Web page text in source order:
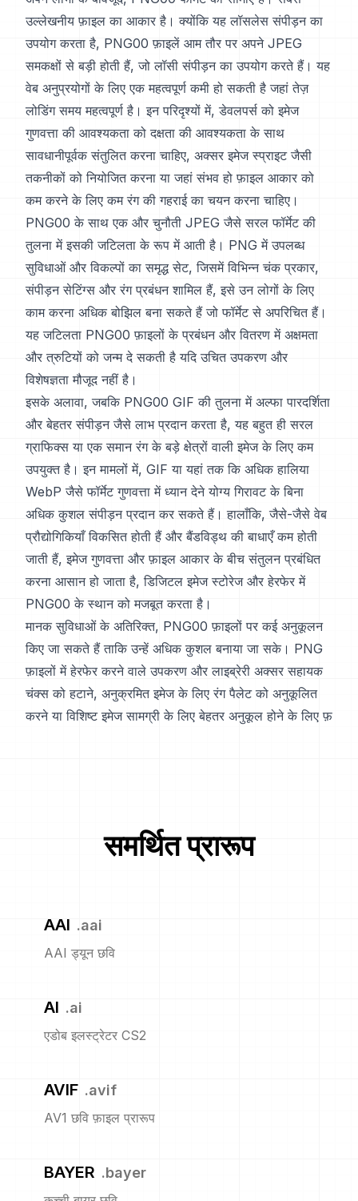
उल्लेखनीय फ़ाइल का आकार है। क्योंकि यह लॉसलेस संपीड़न का
उपयोग करता है, PNG00 फ़ाइलें आम तौर पर अपने JPEG
समकक्षों से बड़ी होती हैं, जो लॉसी संपीड़न का उपयोग करते हैं। यह
वेब अनुप्रयोगों के लिए एक महत्वपूर्ण कमी हो सकती है जहां तेज़
लोडिंग समय महत्वपूर्ण है। इन परिदृश्यों में, डेवलपर्स को इमेज
गुणवत्ता की आवश्यकता को दक्षता की आवश्यकता के साथ
सावधानीपूर्वक संतुलित करना चाहिए, अक्सर इमेज स्प्राइट जैसी
तकनीकों को नियोजित करना या जहां संभव हो फ़ाइल आकार को
कम करने के लिए कम रंग की गहराई का चयन करना चाहिए।
PNG00 के साथ एक और चुनौती JPEG जैसे सरल फॉर्मेट की
तुलना में इसकी जटिलता के रूप में आती है। PNG में उपलब्ध
सुविधाओं और विकल्पों का समृद्ध सेट, जिसमें विभिन्न चंक प्रकार,
संपीड़न सेटिंग्स और रंग प्रबंधन शामिल हैं, इसे उन लोगों के लिए
काम करना अधिक बोझिल बना सकते हैं जो फॉर्मेट से अपरिचित हैं।
यह जटिलता PNG00 फ़ाइलों के प्रबंधन और वितरण में अक्षमता
और त्रुटियों को जन्म दे सकती है यदि उचित उपकरण और
विशेषज्ञता मौजूद नहीं है।
इसके अलावा, जबकि PNG00 GIF की तुलना में अल्फा पारदर्शिता
और बेहतर संपीड़न जैसे लाभ प्रदान करता है, यह बहुत ही सरल
ग्राफिक्स या एक समान रंग के बड़े क्षेत्रों वाली इमेज के लिए कम
उपयुक्त है। इन मामलों में, GIF या यहां तक कि अधिक हालिया
WebP जैसे फॉर्मेट गुणवत्ता में ध्यान देने योग्य गिरावट के बिना
अधिक कुशल संपीड़न प्रदान कर सकते हैं। हालाँकि, जैसे-जैसे वेब
प्रौद्योगिकियाँ विकसित होती हैं और बैंडविड्थ की बाधाएँ कम होती
जाती हैं, इमेज गुणवत्ता और फ़ाइल आकार के बीच संतुलन प्रबंधित
करना आसान हो जाता है, डिजिटल इमेज स्टोरेज और हेरफेर में
PNG00 के स्थान को मजबूत करता है।
मानक सुविधाओं के अतिरिक्त, PNG00 फ़ाइलों पर कई अनुकूलन
किए जा सकते हैं ताकि उन्हें अधिक कुशल बनाया जा सके। PNG
फ़ाइलों में हेरफेर करने वाले उपकरण और लाइब्रेरी अक्सर सहायक
चंक्स को हटाने, अनुक्रमित इमेज के लिए रंग पैलेट को अनुकूलित
करने या विशिष्ट इमेज सामग्री के लिए बेहतर अनुकूल होने के लिए फ़
समर्थित प्रारूप
AAI .aai
AAI ड्यून छवि
AI .ai
एडोब इलस्ट्रेटर CS2
AVIF .avif
AV1 छवि फ़ाइल प्रारूप
BAYER .bayer